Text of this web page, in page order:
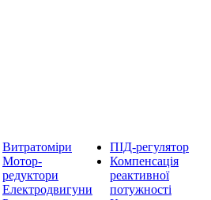
Витратоміри
Мотор-
редуктори
Електродвигуни
ПІД-регулятор
Компенсація
реактивної
потужності